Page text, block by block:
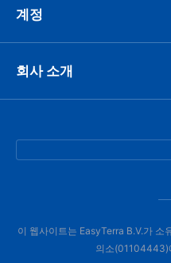
계정
회사 소개
이 웹사이트는 EasyTerra B.V.가 소
의소(01104443)